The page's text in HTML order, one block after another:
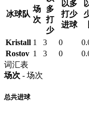
冰球队
场
次
多
打
少
以多
打少
进球
Kristall 1 3 0
Rostov 1 3 0
词汇表
场次 - 场次
总共进球